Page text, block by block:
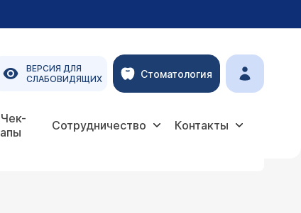
ВЕРСИЯ ДЛЯ
СЛАБОВИДЯЩИХ
Стоматология
Чек-
апы
Сотрудничество Контакты